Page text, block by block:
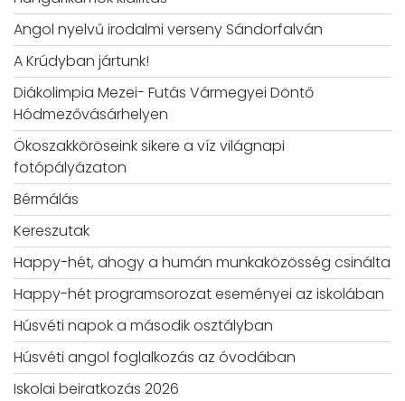
Angol nyelvű irodalmi verseny Sándorfalván
A Krúdyban jártunk!
Diákolimpia Mezei- Futás Vármegyei Döntő
Hódmezővásárhelyen
Ökoszakköröseink sikere a víz világnapi
fotópályázaton
Bérmálás
Kereszutak
Happy-hét, ahogy a humán munkaközösség csinálta
Happy-hét programsorozat eseményei az iskolában
Húsvéti napok a második osztályban
Húsvéti angol foglalkozás az óvodában
Iskolai beiratkozás 2026